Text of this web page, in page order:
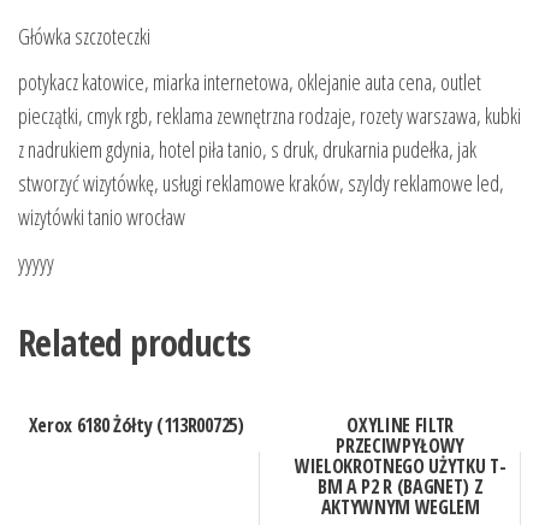
Główka szczoteczki
potykacz katowice, miarka internetowa, oklejanie auta cena, outlet
pieczątki, cmyk rgb, reklama zewnętrzna rodzaje, rozety warszawa, kubki
z nadrukiem gdynia, hotel piła tanio, s druk, drukarnia pudełka, jak
stworzyć wizytówkę, usługi reklamowe kraków, szyldy reklamowe led,
wizytówki tanio wrocław
yyyyy
Related products
Xerox 6180 Żółty (113R00725) OXYLINE FILTR
PRZECIWPYŁOWY
WIELOKROTNEGO UŻYTKU T-
BM A P2 R (BAGNET) Z
AKTYWNYM WEGLEM